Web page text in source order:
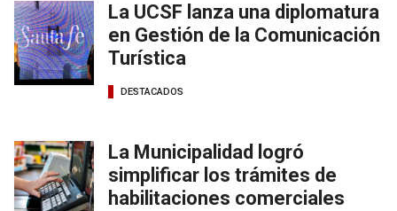
La UCSF lanza una diplomatura
en Gestión de la Comunicación
Turística
DESTACADOS
La Municipalidad logró
simplificar los trámites de
habilitaciones comerciales